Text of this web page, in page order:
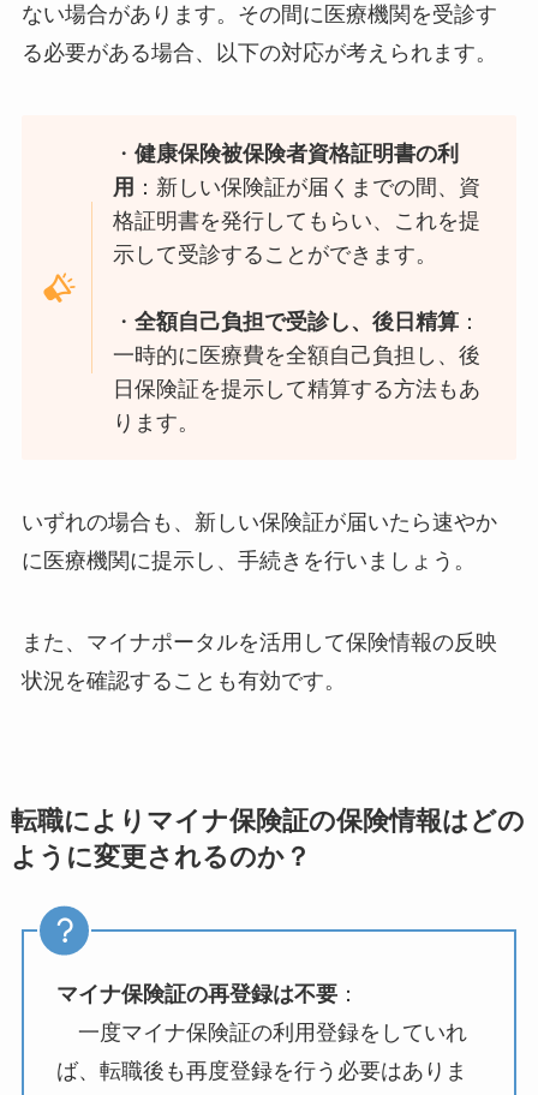
ない場合があります。​その間に医療機関を受診す
る必要がある場合、以下の対応が考えられます。​
・健康保険被保険者資格証明書の利
用 ：​新しい保険証が届くまでの間、資
格証明書を発行してもらい、これを提
示して受診することができます。
・全額自己負担で受診し、後日精算 ：​
一時的に医療費を全額自己負担し、後
日保険証を提示して精算する方法もあ
ります。 ​
いずれの場合も、新しい保険証が届いたら速やか
に医療機関に提示し、手続きを行いましょう。​
また、マイナポータルを活用して保険情報の反映
状況を確認することも有効です。
転職によりマイナ保険証の保険情報はどの
ように変更されるのか？
マイナ保険証の再登録は不要：
一度マイナ保険証の利用登録をしていれ
ば、転職後も再度登録を行う必要はありま